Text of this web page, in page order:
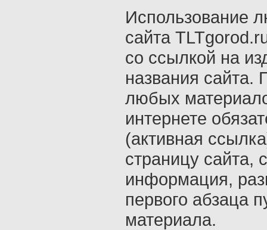
Использование
сайта
со ссылкой на
названия сайта.
любых
интернете
(активная
страницу сайта,
информация,
первого абзаца
материала.